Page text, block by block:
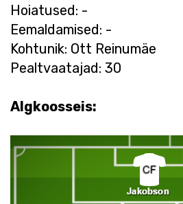
Hoiatused: -
Eemaldamised: -
Kohtunik: Ott Reinumäe
Pealtvaatajad: 30
Algkoosseis: